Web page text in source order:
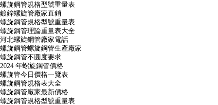
螺旋鋼管規格型號重量表
鍍鋅螺旋管廠家直銷
螺旋鋼管規格型號重量表
螺旋鋼管理論重量表大全
河北螺旋鋼管廠家電話
螺旋鋼管螺旋鋼管生產廠家
螺旋鋼管不圓度要求
2024 年螺旋鋼管價格
螺旋管今日價格一覽表
螺旋鋼管規格表大全
螺旋鋼管廠家最新價格
螺旋鋼管規格型號重量表